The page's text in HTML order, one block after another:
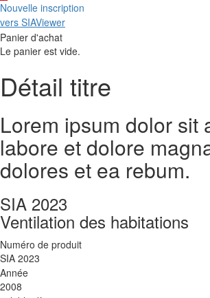
Nouvelle inscription
vers SIAViewer
Panier d'achat
Le panier est vide.
Détail titre
Lorem ipsum dolor sit
labore et dolore
dolores et ea rebum.
SIA 2023
Ventilation des habitations
Numéro de produit
SIA 2023
Année
2008